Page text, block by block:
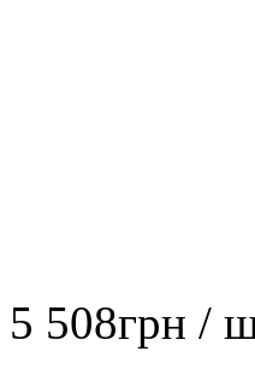
5 508грн /